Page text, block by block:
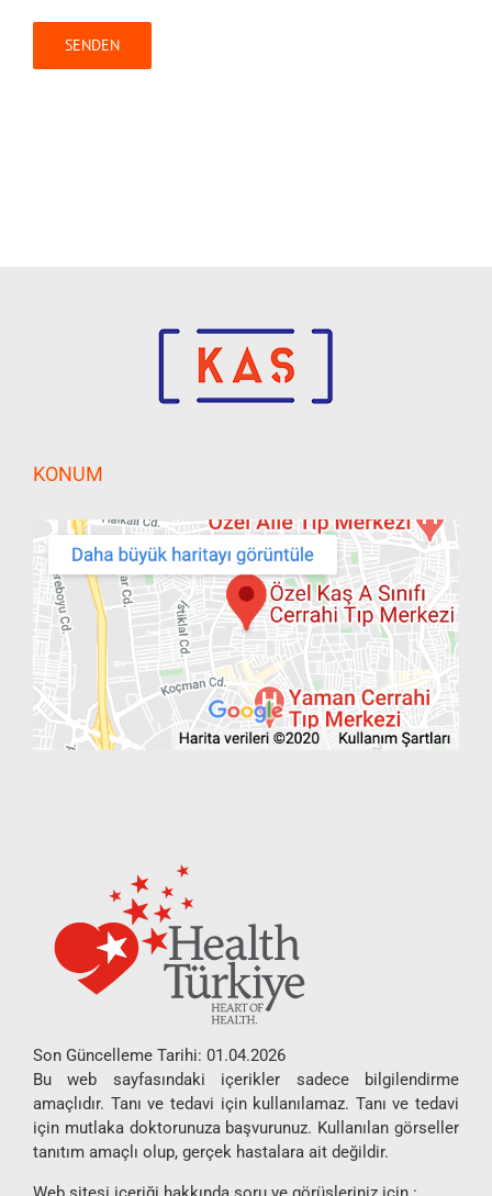
KONUM
Son Güncelleme Tarihi: 01.04.2026
Bu web sayfasındaki içerikler sadece bilgilendirme
amaçlıdır. Tanı ve tedavi için kullanılamaz. Tanı ve tedavi
için mutlaka doktorunuza başvurunuz. Kullanılan görseller
tanıtım amaçlı olup, gerçek hastalara ait değildir.